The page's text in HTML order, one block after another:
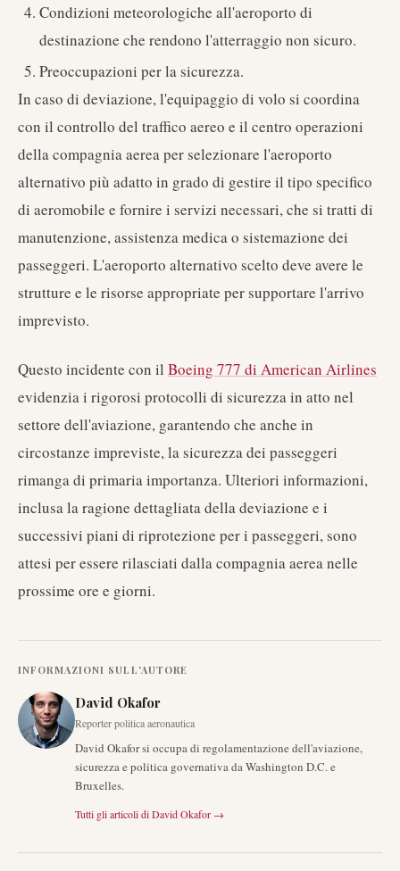
Condizioni meteorologiche all'aeroporto di
destinazione che rendono l'atterraggio non sicuro.
Preoccupazioni per la sicurezza.
In caso di deviazione, l'equipaggio di volo si coordina
con il controllo del traffico aereo e il centro operazioni
della compagnia aerea per selezionare l'aeroporto
alternativo più adatto in grado di gestire il tipo specifico
di aeromobile e fornire i servizi necessari, che si tratti di
manutenzione, assistenza medica o sistemazione dei
passeggeri. L'aeroporto alternativo scelto deve avere le
strutture e le risorse appropriate per supportare l'arrivo
imprevisto.
Questo incidente con il Boeing 777 di American Airlines
evidenzia i rigorosi protocolli di sicurezza in atto nel
settore dell'aviazione, garantendo che anche in
circostanze impreviste, la sicurezza dei passeggeri
rimanga di primaria importanza. Ulteriori informazioni,
inclusa la ragione dettagliata della deviazione e i
successivi piani di riprotezione per i passeggeri, sono
attesi per essere rilasciati dalla compagnia aerea nelle
prossime ore e giorni.
INFORMAZIONI SULL'AUTORE
David Okafor
Reporter politica aeronautica
David Okafor si occupa di regolamentazione dell'aviazione,
sicurezza e politica governativa da Washington D.C. e
Bruxelles.
Tutti gli articoli diDavid Okafor →